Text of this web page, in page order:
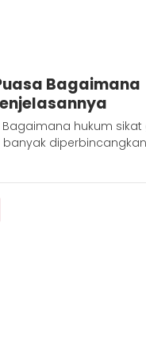
Bagaimana
Bagaimana hukum
banyak